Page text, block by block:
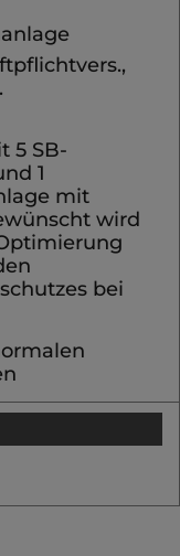
5 SB-
1
mit
wird
bei